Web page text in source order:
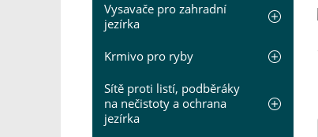
Vysavače pro zahradní
jezírka
Krmivo pro ryby
Sítě proti listí, podběráky
na nečistoty a ochrana
jezírka